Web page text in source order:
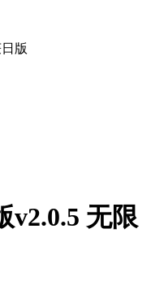
版
v2.0.5 无限